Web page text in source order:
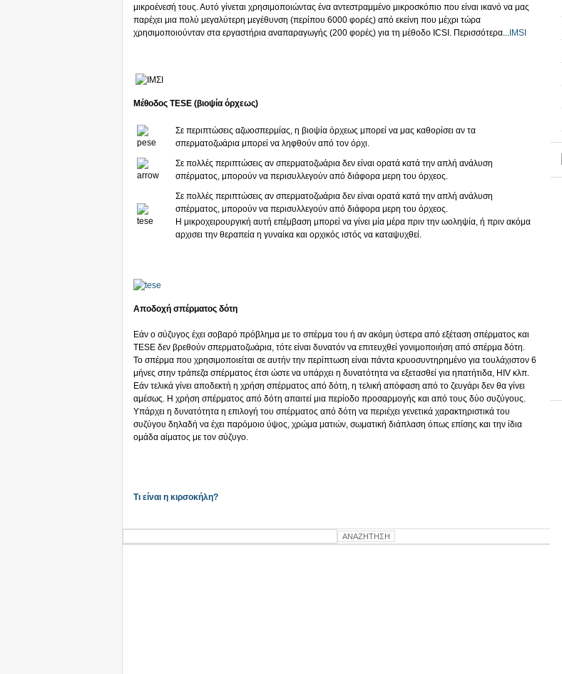
μικροένεσή τους. Αυτό γίνεται χρησιμοποιώντας ένα αντεστραμμένο μικροσκόπιο που είναι ικανό να μας
παρέχει μια πολύ μεγαλύτερη μεγέθυνση (περίπου 6000 φορές) από εκείνη που μέχρι τώρα
χρησιμοποιούνταν στα εργαστήρια αναπαραγωγής (200 φορές) για τη μέθοδο ICSI. Περισσότερα... IMSI
Μέθοδος TESE (βιοψία όρχεως)
Σε περιπτώσεις αζωοσπερμίας, η βιοψία όρχεως μπορεί να μας καθορίσει αν τα
σπερματοζωάρια μπορεί να ληφθούν από τον όρχι.
Σε πολλές περιπτώσεις αν σπερματοζωάρια δεν είναι ορατά κατά την απλή ανάλυση
σπέρματος, μπορούν να περισυλλεγούν από διάφορα μερη του όρχεος.
Σε πολλές περιπτώσεις αν σπερματοζωάρια δεν είναι ορατά κατά την απλή ανάλυση
σπέρματος, μπορούν να περισυλλεγούν από διάφορα μερη του όρχεος.
Η μικροχειρουργική αυτή επέμβαση μπορεί να γίνει μία μέρα πριν την ωοληψία, ή πριν ακόμα
αρχισει την θεραπεία η γυναίκα και ορχικός ιστός να καταψυχθεί.
Αποδοχή σπέρματος δότη
Εάν ο σύζυγος έχει σοβαρό πρόβλημα με το σπέρμα του ή αν ακόμη ύστερα από εξέταση σπέρματος και
TESE δεν βρεθούν σπερματοζωάρια, τότε είναι δυνατόν να επιτευχθεί γονιμοποιήση από σπέρμα δότη.
Το σπέρμα που χρησιμοποιείται σε αυτήν την περίπτωση είναι πάντα κρυοσυντηρημένο για τουλάχιστον 6
μήνες στην τράπεζα σπέρματος έτσι ώστε να υπάρχει η δυνατότητα να εξετασθεί για ηπατήτιδα, HIV κλπ.
Εάν τελικά γίνει αποδεκτή η χρήση σπέρματος από δότη, η τελική απόφαση από το ζευγάρι δεν θα γίνει
αμέσως. Η χρήση σπέρματος από δότη απαιτεί μια περίοδο προσαρμογής και από τους δύο συζύγους.
Υπάρχει η δυνατότητα η επιλογή του σπέρματος από δότη να περιέχει γενετικά χαρακτηριστικά του
συζύγου δηλαδή να έχει παρόμοιο ύψος, χρώμα ματιών, σωματική διάπλαση όπως επίσης και την ίδια
ομάδα αίματος με τον σύζυγο.
Τι είναι η κιρσοκήλη?